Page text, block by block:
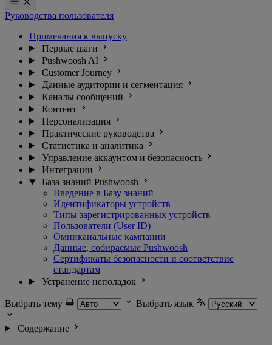
Руководства пользователя
Примечания к выпуску
Первые шаги
Pushwoosh AI
Customer Journey
Данные аудитории и сегментация
Каналы сообщений
Контент
Персонализация
Практические руководства
Статистика и аналитика
Управление аккаунтом и безопасность
Интеграции
База знаний Pushwoosh
Введение в Базу знаний
Идентификаторы устройств
Типы зарегистрированных устройств
Пользователи (User ID)
Омниканальные кампании
Данные, собираемые Pushwoosh
Сертификаты безопасности и соответствие
стандартам
Устранение неполадок
Выбрать тему Выбрать язык
Содержание